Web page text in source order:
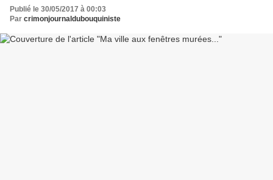
Publié le 30/05/2017 à 00:03
Par crimonjournaldubouquiniste